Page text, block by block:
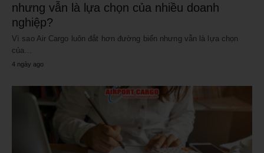
nhưng vẫn là lựa chọn của nhiều doanh
nghiệp?
Vì sao Air Cargo luôn đắt hơn đường biển nhưng vẫn là lựa chọn
của…
4 ngày ago